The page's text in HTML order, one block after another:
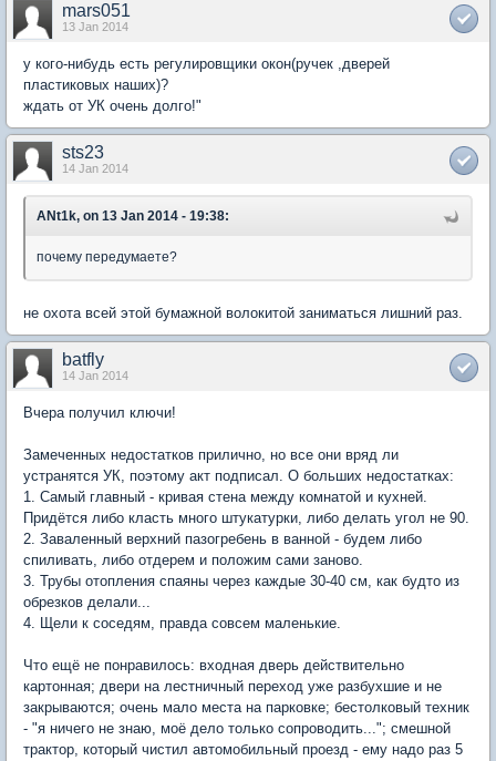
mars051
13 Jan 2014
у кого-нибудь есть регулировщики окон(ручек ,дверей
пластиковых наших)?
ждать от УК очень долго!"
sts23
14 Jan 2014
ANt1k, on 13 Jan 2014 - 19:38:
почему передумаете?
не охота всей этой бумажной волокитой заниматься лишний раз.
batfly
14 Jan 2014
Вчера получил ключи!
Замеченных недостатков прилично, но все они вряд ли
устранятся УК, поэтому акт подписал. О больших недостатках:
1. Самый главный - кривая стена между комнатой и кухней.
Придётся либо класть много штукатурки, либо делать угол не 90.
2. Заваленный верхний пазогребень в ванной - будем либо
спиливать, либо отдерем и положим сами заново.
3. Трубы отопления спаяны через каждые 30-40 см, как будто из
обрезков делали...
4. Щели к соседям, правда совсем маленькие.
Что ещё не понравилось: входная дверь действительно
картонная; двери на лестничный переход уже разбухшие и не
закрываются; очень мало места на парковке; бестолковый техник
- "я ничего не знаю, моё дело только сопроводить..."; смешной
трактор, который чистил автомобильный проезд - ему надо раз 5